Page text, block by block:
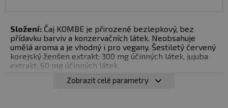
obsahující unikátní kombinaci korejského ženšenu a
jujuby.Korejský ženšen je nejprostudovanější rostlina
na světě, která obsahuje 180 účinných látek.“ PharmDr.
Lucia Havlíková
Složení: Čaj KOMBE je přirozeně bezlepkový, bez
přídavku barviv a konzervačních látek. Neobsahuje
umělá aroma a je vhodný i pro vegany. Šestiletý červený
korejský ženšen extrakt: 300 mg účinných látek, jujuba
extrakt: 60 mg účinných látek.
Zobrazit celé parametry